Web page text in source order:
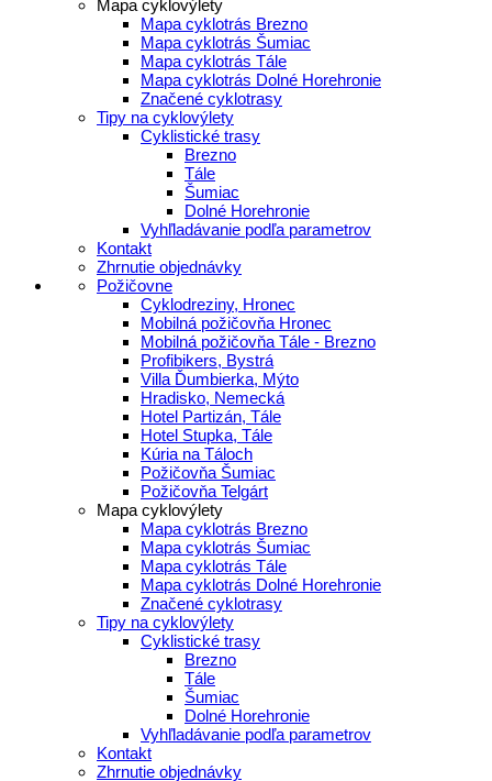
Mapa cyklovýlety
Mapa cyklotrás Brezno
Mapa cyklotrás Šumiac
Mapa cyklotrás Tále
Mapa cyklotrás Dolné Horehronie
Značené cyklotrasy
Tipy na cyklovýlety
Cyklistické trasy
Brezno
Tále
Šumiac
Dolné Horehronie
Vyhľladávanie podľa parametrov
Kontakt
Zhrnutie objednávky
Požičovne
Cyklodreziny, Hronec
Mobilná požičovňa Hronec
Mobilná požičovňa Tále - Brezno
Profibikers, Bystrá
Villa Ďumbierka, Mýto
Hradisko, Nemecká
Hotel Partizán, Tále
Hotel Stupka, Tále
Kúria na Táloch
Požičovňa Šumiac
Požičovňa Telgárt
Mapa cyklovýlety
Mapa cyklotrás Brezno
Mapa cyklotrás Šumiac
Mapa cyklotrás Tále
Mapa cyklotrás Dolné Horehronie
Značené cyklotrasy
Tipy na cyklovýlety
Cyklistické trasy
Brezno
Tále
Šumiac
Dolné Horehronie
Vyhľladávanie podľa parametrov
Kontakt
Zhrnutie objednávky